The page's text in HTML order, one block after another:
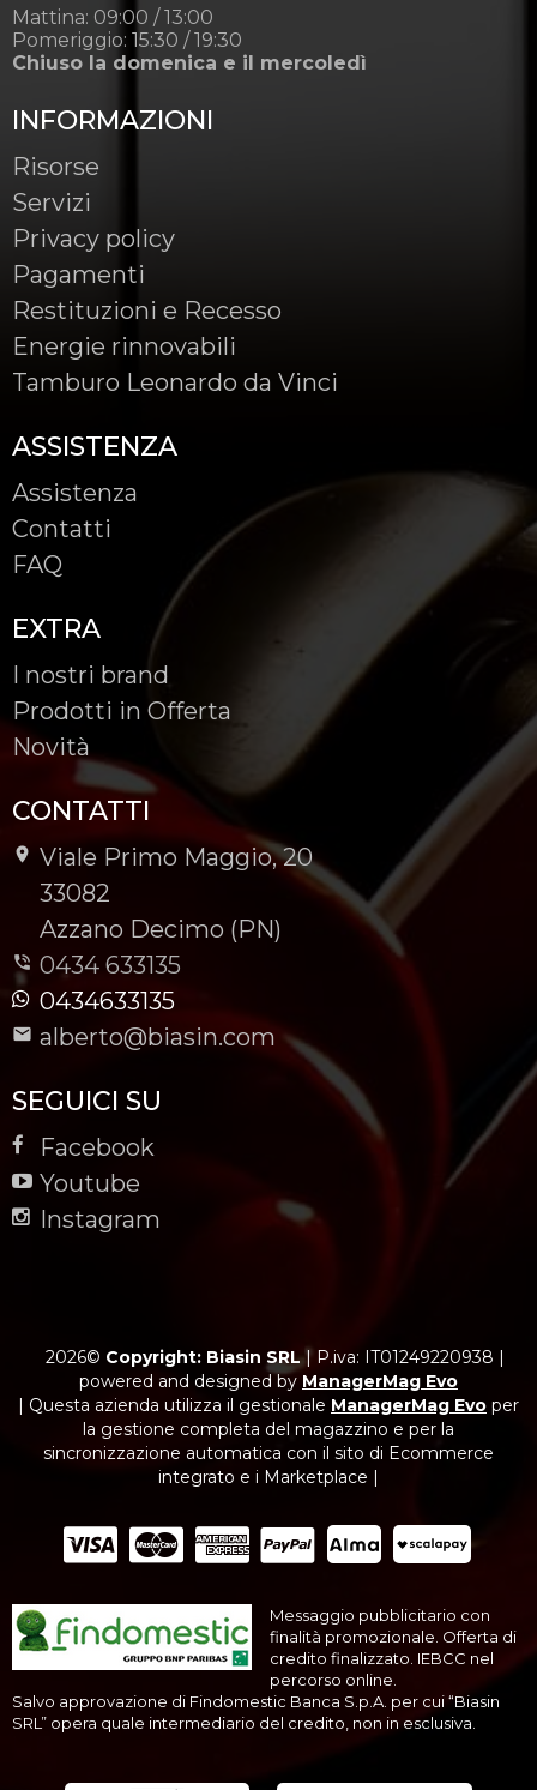
Mattina: 09:00 / 13:00
Pomeriggio: 15:30 / 19:30
Chiuso la domenica e il mercoledì
INFORMAZIONI
Risorse
Servizi
Privacy policy
Pagamenti
Restituzioni e Recesso
Energie rinnovabili
Tamburo Leonardo da Vinci
ASSISTENZA
Assistenza
Contatti
FAQ
EXTRA
I nostri brand
Prodotti in Offerta
Novità
CONTATTI
Viale Primo Maggio, 20
-
33082
-
Azzano Decimo (PN)
0434 633135
0434633135
alberto@biasin.com
SEGUICI SU
Facebook
Youtube
Instagram
2026© Copyright: Biasin SRL| P.iva: IT01249220938 |
powered and designed by ManagerMag Evo
| Questa azienda utilizza il gestionale ManagerMag Evo per
la gestione completa del magazzino e per la
sincronizzazione automatica con il sito di Ecommerce
integrato e i Marketplace |
Messaggio pubblicitario con
finalità promozionale. Offerta di
credito finalizzato. IEBCC nel
percorso online.
Salvo approvazione di Findomestic Banca S.p.A. per cui “Biasin
SRL” opera quale intermediario del credito, non in esclusiva.